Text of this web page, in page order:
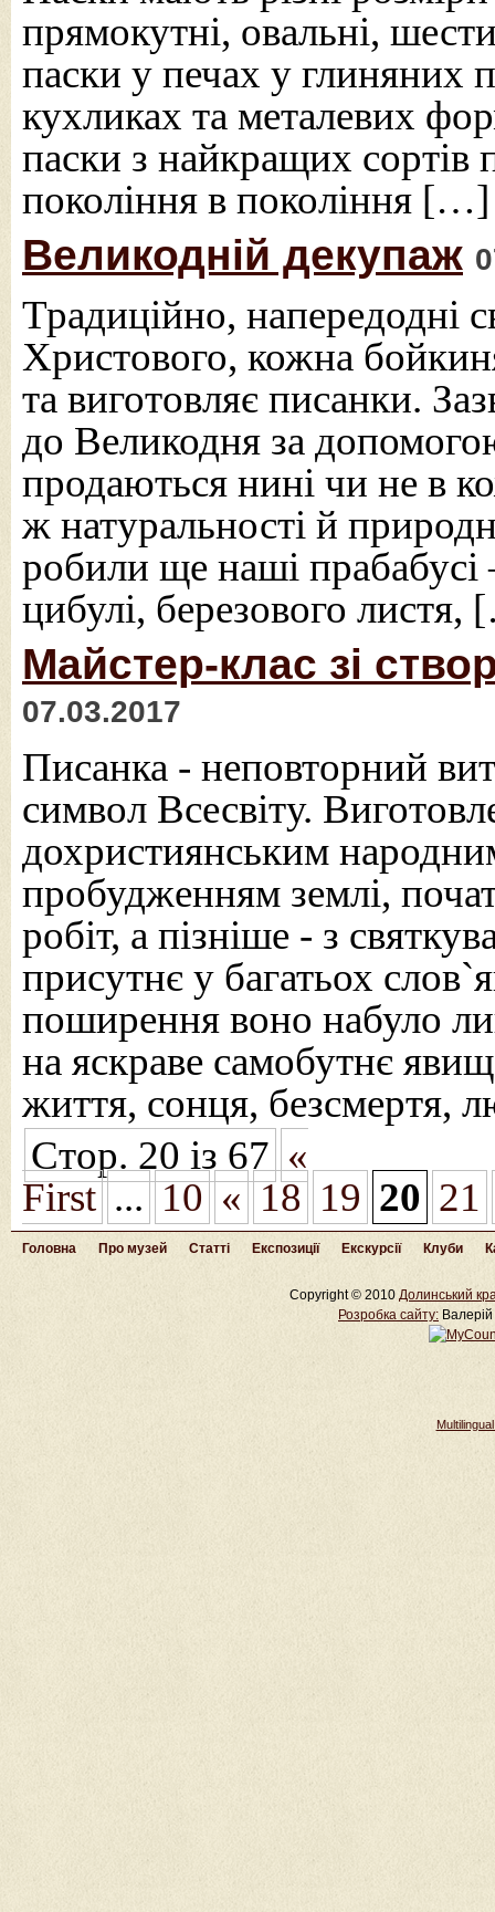
прямокутні, овальні,
паски у печах у глиняних
кухликах та металевих
паски з найкращих
покоління в покоління […]
Великодній декупаж
Традиційно, напередодні
Христового, кожна
та виготовляє писанки.
до Великодня за
продаються нині чи не в
ж натуральності й
робили ще наші
цибулі, березового
Майстер-клас зі
07.03.2017
Писанка - неповторний
символ Всесвіту.
дохристиянським
пробудженням землі,
робіт, а пізніше - з
присутнє у багатьох
поширення воно набуло
на яскраве самобутнє
життя, сонця, безсмертя,
Стор. 20 із 67 «
First ... 10 « 18 19 20 21
Головна Про музей Статті Експозиції Екскурсії Клуби
Copyright © 2010 Долинський
Розробка cайту: